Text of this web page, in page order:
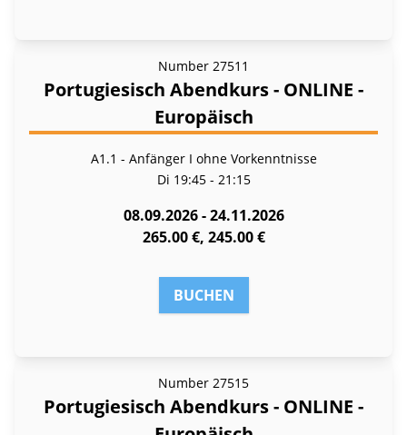
Number 27511
Portugiesisch Abendkurs - ONLINE -
Europäisch
A1.1 - Anfänger I ohne Vorkenntnisse
Di 19:45 - 21:15
08.09.2026 - 24.11.2026
265.00 €, 245.00 €
BUCHEN
Number 27515
Portugiesisch Abendkurs - ONLINE -